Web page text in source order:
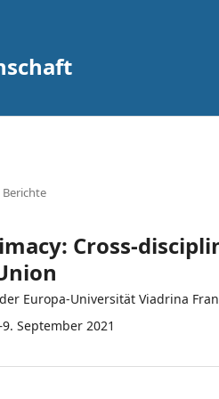
Berichte
Cross-
Europa-Universität Viadrina
September 2021